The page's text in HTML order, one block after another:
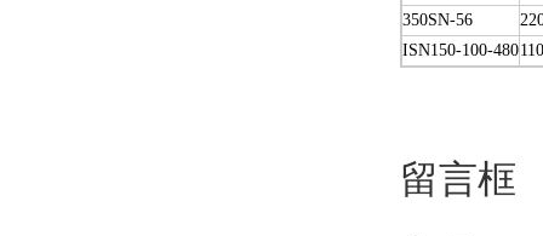
350SN-56
ISN150-100-480110
留言框